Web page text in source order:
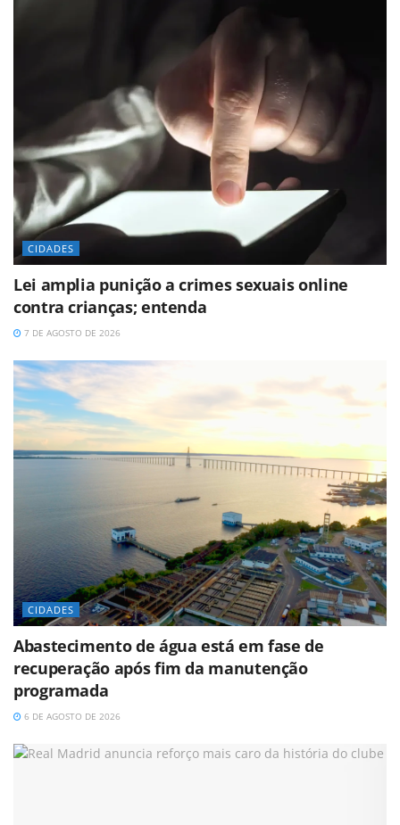
CIDADES
Lei amplia punição a crimes sexuais online
contra crianças; entenda
7 DE AGOSTO DE 2026
CIDADES
Abastecimento de água está em fase de
recuperação após fim da manutenção
programada
6 DE AGOSTO DE 2026